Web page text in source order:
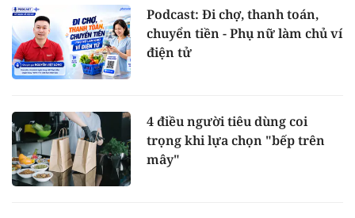
Podcast: Đi chợ, thanh toán,
chuyển tiền - Phụ nữ làm chủ ví
điện tử
4 điều người tiêu dùng coi
trọng khi lựa chọn "bếp trên
mây"